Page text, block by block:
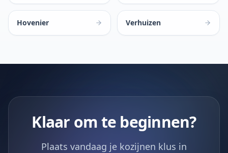
Hovenier Verhuizen
Klaar om te beginnen?
Plaats vandaag je kozijnen klus in